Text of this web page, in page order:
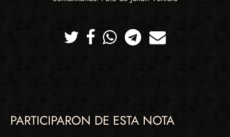
TwitterFacebookWhatsappTelegramCorreo
PARTICIPARON DE ESTA NOTA